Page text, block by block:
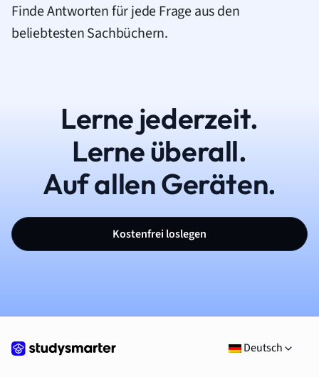
Finde Antworten für jede Frage aus den
beliebtesten Sachbüchern.
Lerne jederzeit.
Lerne überall.
Auf allen Geräten.
Kostenfrei loslegen
Deutsch